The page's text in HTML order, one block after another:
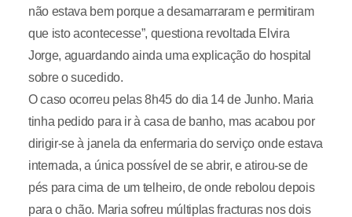
não estava bem porque a desamarraram e permitiram
que isto acontecesse”, questiona revoltada Elvira
Jorge, aguardando ainda uma explicação do hospital
sobre o sucedido.
O caso ocorreu pelas 8h45 do dia 14 de Junho. Maria
tinha pedido para ir à casa de banho, mas acabou por
dirigir-se à janela da enfermaria do serviço onde estava
internada, a única possível de se abrir, e atirou-se de
pés para cima de um telheiro, de onde rebolou depois
para o chão. Maria sofreu múltiplas fracturas nos dois